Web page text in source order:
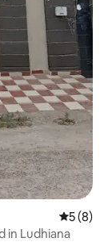
5 (8)
in Ludhiana